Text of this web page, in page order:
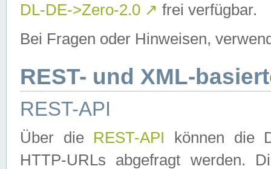
DL-DE->Zero-2.0 ↗ frei verfügbar.
Bei Fragen oder Hinweisen,
REST- und XML-
REST-API
Über die REST-API können die
HTTP-URLs abgefragt werden.